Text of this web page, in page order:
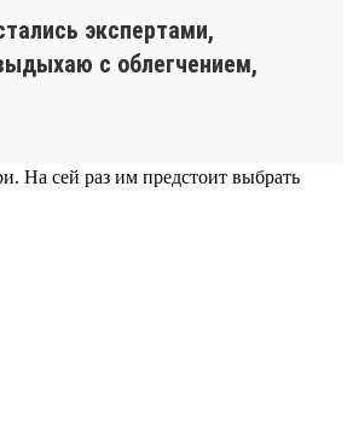
экспертами,
с облегчением,
На сей раз им предстоит выбрать